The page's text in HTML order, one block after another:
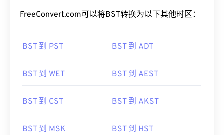
FreeConvert.com可以将BST转换为以下其他时区：
BST 到 PST BST 到 ADT
BST 到 WET BST 到 AEST
BST 到 CST BST 到 AKST
BST 到 MSK BST 到 HST